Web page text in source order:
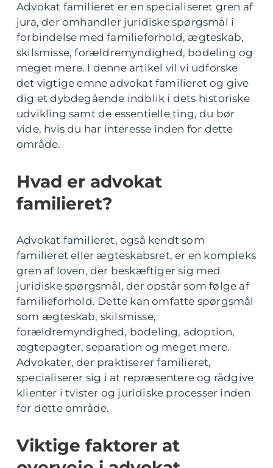
Advokat familieret er en specialiseret gren af
jura, der omhandler juridiske spørgsmål i
forbindelse med familieforhold, ægteskab,
skilsmisse, forældremyndighed, bodeling og
meget mere. I denne artikel vil vi udforske
det vigtige emne advokat familieret og give
dig et dybdegående indblik i dets historiske
udvikling samt de essentielle ting, du bør
vide, hvis du har interesse inden for dette
område.
Hvad er advokat
familieret?
Advokat familieret, også kendt som
familieret eller ægteskabsret, er en kompleks
gren af loven, der beskæftiger sig med
juridiske spørgsmål, der opstår som følge af
familieforhold. Dette kan omfatte spørgsmål
som ægteskab, skilsmisse,
forældremyndighed, bodeling, adoption,
ægtepagter, separation og meget mere.
Advokater, der praktiserer familieret,
specialiserer sig i at repræsentere og rådgive
klienter i tvister og juridiske processer inden
for dette område.
Viktige faktorer at